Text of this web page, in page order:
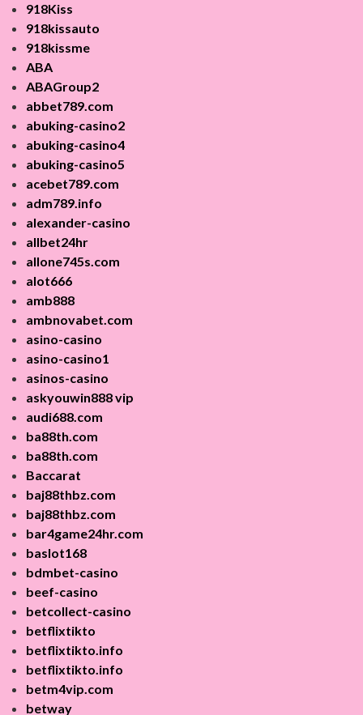
918Kiss
918kissauto
918kissme
ABA
ABAGroup2
abbet789.com
abuking-casino2
abuking-casino4
abuking-casino5
acebet789.com
adm789.info
alexander-casino
allbet24hr
allone745s.com
alot666
amb888
ambnovabet.com
asino-casino
asino-casino1
asinos-casino
askyouwin888 vip
audi688.com
ba88th.com
ba88th.com
Baccarat
baj88thbz.com
baj88thbz.com
bar4game24hr.com
baslot168
bdmbet-casino
beef-casino
betcollect-casino
betflixtikto
betflixtikto.info
betflixtikto.info
betm4vip.com
betway